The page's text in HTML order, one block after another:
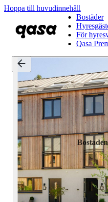
Hoppa till huvudinnehåll
Bostäder
För
Qasa